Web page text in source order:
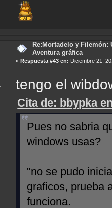
Re:Mortadelo y Filemón:
Aventura gráfica
« Respuesta #43 en: Diciembre 21,
tengo el
Cita de: bbypka
Pues no sabria
windows usas?
"no se pudo
graficos, prueba
funciona.